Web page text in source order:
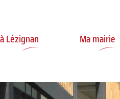
Lézignan Ma mairie